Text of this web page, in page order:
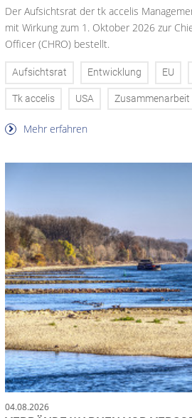
Der Aufsichtsrat der tk accelis
mit Wirkung zum 1. Oktober 2026 zur
Officer (CHRO) bestellt.
Aufsichtsrat Entwicklung EU
Tk accelis USA Zusammenarbeit
Mehr erfahren
04.08.2026